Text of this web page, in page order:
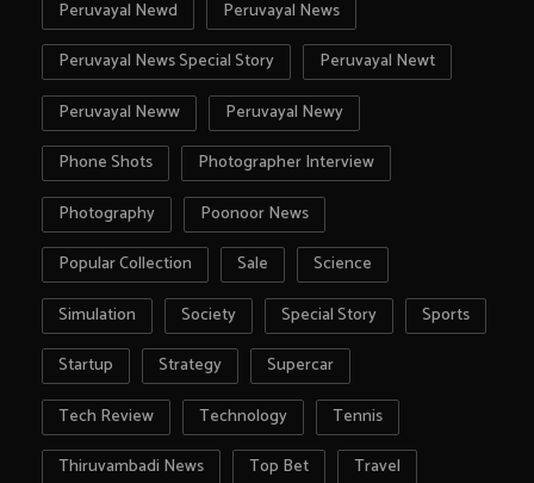
Peruvayal Newd
Peruvayal News
Peruvayal News Special Story
Peruvayal Newt
Peruvayal Neww
Peruvayal Newy
Phone Shots
Photographer Interview
Photography
Poonoor News
Popular Collection
Sale
Science
Simulation
Society Special Story
Sports
Startup
Strategy
Supercar
Tech Review
Technology
Tennis
Thiruvambadi News
Top Bet Travel